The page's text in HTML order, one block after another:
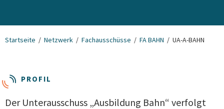
Startseite Netzwerk Fachausschüsse FA BAHN UA-A-BAHN
PROFIL
Der Unterausschuss „Ausbildung Bahn“ verfolgt